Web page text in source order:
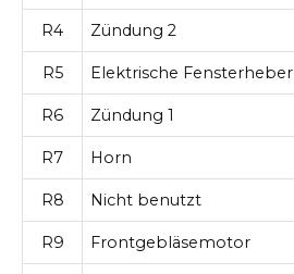
R4 Zündung 2
R5 Elektrische Fensterheber
R6 Zündung 1
R7 Horn
R8 Nicht benutzt
R9 Frontgebläsemotor